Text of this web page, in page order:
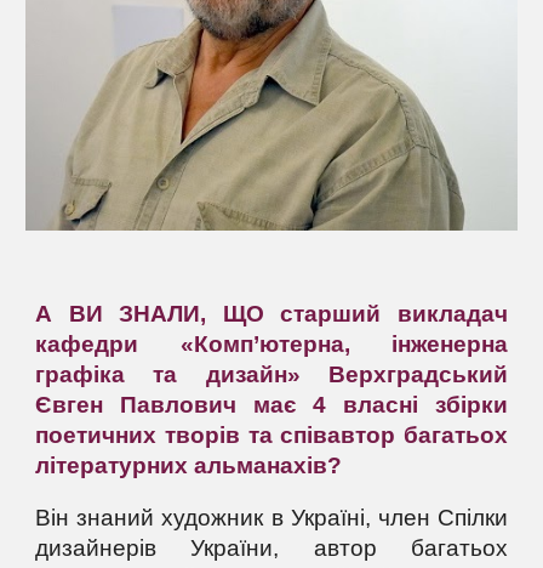
А ВИ ЗНАЛИ, ЩО старший викладач
кафедри «Комп’ютерна, інженерна
графіка та дизайн» Верхградський
Євген Павлович має 4 власні збірки
поетичних творів та співавтор багатьох
літературних альманахів?
Він знаний художник в Україні, член Спілки
дизайнерів України, автор багатьох